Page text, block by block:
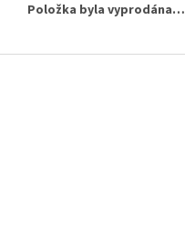
Položka byla vyprodána…